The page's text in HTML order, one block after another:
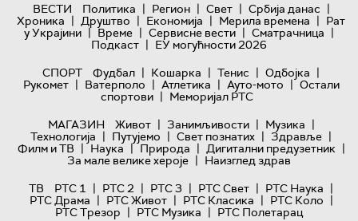
ВЕСТИ Политика | Регион | Свет | Србија данас |
Хроника | Друштво | Економија | Мерила времена | Рат
у Украјини | Време | Сервисне вести | Сматрачница |
Подкаст | ЕУ могућности 2026
СПОРТ
Фудбал | Кошарка | Тенис | Одбојка |
Рукомет | Ватерполо | Атлетика | Ауто-мото | Остали
спортови | Меморијал РТС
МАГАЗИН
Живот | Занимљивости | Музика |
Технологијa | Путујемо | Свет познатих | Здравље |
Филм и ТВ | Наука | Природа | Дигитални предузетник |
За мале велике хероје | Наизглед здрав
ТВ
РТС 1 | РТС 2 | РТС 3 | РТС Свет | РТС Наука |
РТС Драма | РТС Живот | РТС Класика | РТС Коло |
РТС Трезор | РТС Музика | РТС Полетарац